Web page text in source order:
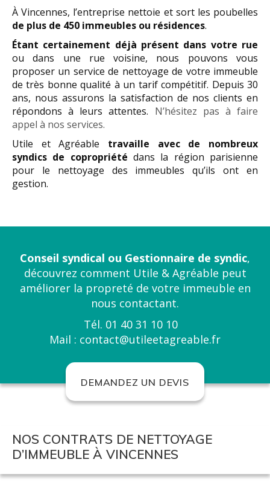
À Vincennes, l’entreprise nettoie et sort les poubelles
de plus de 450 immeubles ou résidences.
Étant certainement déjà présent dans votre rue
ou dans une rue voisine, nous pouvons vous
proposer un service de nettoyage de votre immeuble
de très bonne qualité à un tarif compétitif. Depuis 30
ans, nous assurons la satisfaction de nos clients en
répondons à leurs attentes. N’hésitez pas à faire
appel à nos services.
Utile et Agréable travaille avec de nombreux
syndics de copropriété dans la région parisienne
pour le nettoyage des immeubles qu’ils ont en
gestion.
Conseil syndical ou Gestionnaire de syndic,
découvrez comment Utile & Agréable peut
améliorer la propreté de votre immeuble en
nous contactant.
Tél. 01 40 31 10 10
Mail : contact@utileetagreable.fr
DEMANDEZ UN DEVIS
NOS CONTRATS DE NETTOYAGE
D’IMMEUBLE À VINCENNES